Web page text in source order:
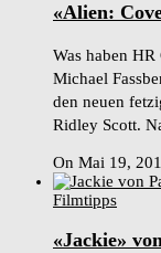
«Alien:
Was haben HR
Michael
den neuen
Ridley Scott.
On Mai 19,
Filmtipps
«Jackie»